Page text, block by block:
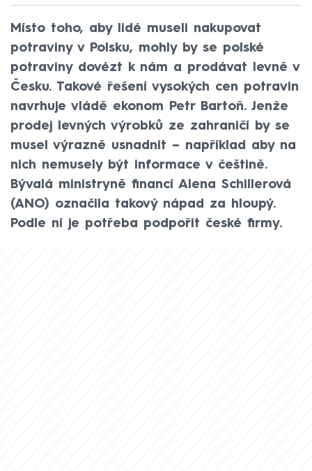
Místo toho, aby lidé museli nakupovat
potraviny v Polsku, mohly by se polské
potraviny dovézt k nám a prodávat levně v
Česku. Takové řešení vysokých cen potravin
navrhuje vládě ekonom Petr Bartoň. Jenže
prodej levných výrobků ze zahraničí by se
musel výrazně usnadnit – například aby na
nich nemusely být informace v češtině.
Bývalá ministryně financí Alena Schillerová
(ANO) označila takový nápad za hloupý.
Podle ní je potřeba podpořit české firmy.